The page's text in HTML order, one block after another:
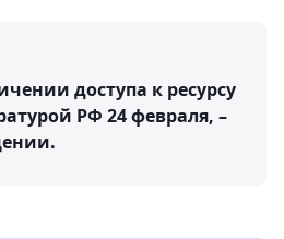
доступа к ресурсу
РФ 24 февраля, –